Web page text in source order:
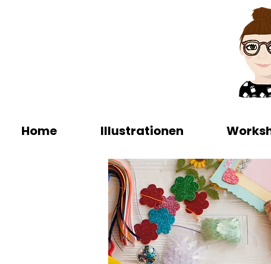
Home Illustrationen